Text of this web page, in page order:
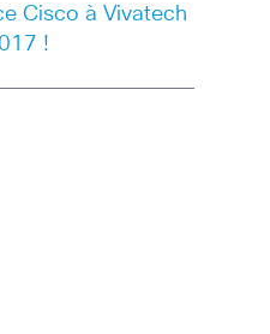
Cisco à Vivatech
!